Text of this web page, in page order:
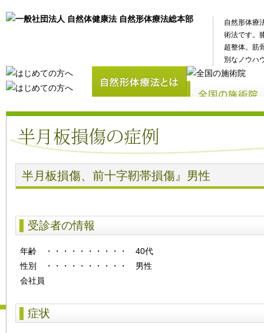
自然形体療
術法です。
超整体。筋
別なノウハ
半月板損傷、前十字靭帯損傷』男性
受診者の情報
年齢 ・・・・・・・・・・
40代
性別
・・・・・・・・・・
男性
会社員
症状